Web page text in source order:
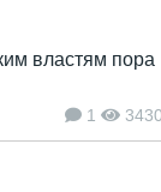
властям пора
1 3430